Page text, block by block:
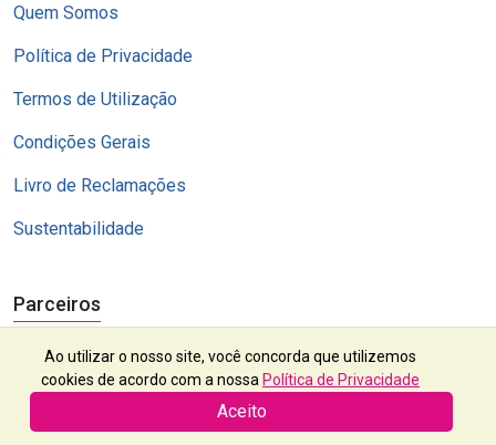
Quem Somos
Política de Privacidade
Termos de Utilização
Condições Gerais
Livro de Reclamações
Sustentabilidade
Parceiros
Ao utilizar o nosso site, você concorda que utilizemos
cookies de acordo com a nossa Política de Privacidade
Aceito